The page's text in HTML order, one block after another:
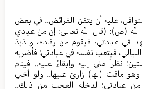
عليه أن يتقن الفرائض.. في بعض
الله (ص): (قال الله تعالى: إن من عبادي
في عبادتي، فيقوم من رقاده، ولذيذ
فيتعب نفسه في عبادتي؛ فأضربه
نظراً مني إليه وإبقاءً عليه.. فينام
ماقت (لها) زارئ عليها.. ولو أخلي
من عبادتي؛ لدخله العجب من ذلك..